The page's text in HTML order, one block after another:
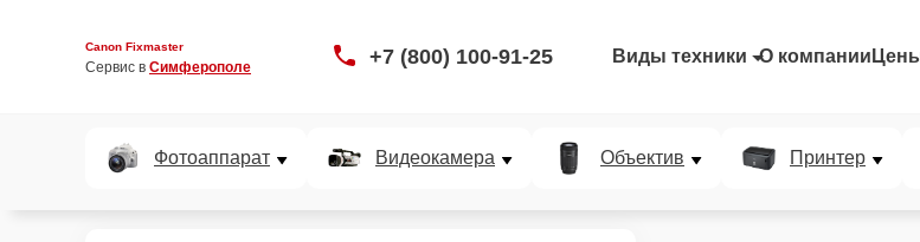
Canon Fixmaster
Сервис в Симферополе +7 (800) 100-91-25 Виды техники О компании
Фотоаппарат Видеокамера Объектив Принтер